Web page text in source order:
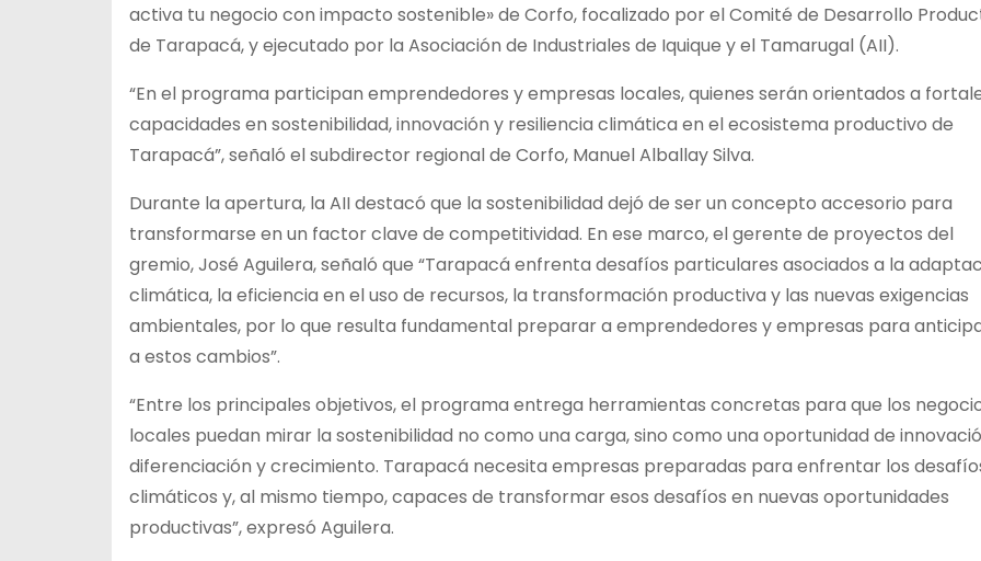
activa tu negocio con impacto sostenible» de Corfo, focalizado por el Comité de Desarrollo
de Tarapacá, y ejecutado por la Asociación de Industriales de Iquique y el Tamarugal (AII).
“En el programa participan emprendedores y empresas locales, quienes serán orientados a
capacidades en sostenibilidad, innovación y resiliencia climática en el ecosistema productivo de
Tarapacá”, señaló el subdirector regional de Corfo, Manuel Alballay Silva.
Durante la apertura, la AII destacó que la sostenibilidad dejó de ser un concepto accesorio para
transformarse en un factor clave de competitividad. En ese marco, el gerente de proyectos del
gremio, José Aguilera, señaló que “Tarapacá enfrenta desafíos particulares asociados a la
climática, la eficiencia en el uso de recursos, la transformación productiva y las nuevas exigencias
ambientales, por lo que resulta fundamental preparar a emprendedores y empresas para
a estos cambios”.
“Entre los principales objetivos, el programa entrega herramientas concretas para que los
locales puedan mirar la sostenibilidad no como una carga, sino como una oportunidad de
diferenciación y crecimiento. Tarapacá necesita empresas preparadas para enfrentar los
climáticos y, al mismo tiempo, capaces de transformar esos desafíos en nuevas oportunidades
productivas”, expresó Aguilera.